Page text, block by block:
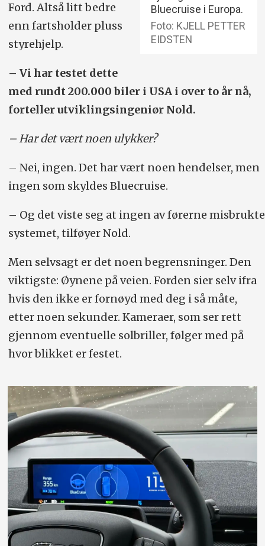
Nivå 5:Rattet blir borte. Det er bare å
sette seg inn og gi beskjed om hvor du
skal.
Bluecruise i Europa.
Foto: KJELL PETTER
EIDSTEN
Ford. Altså litt bedre
enn fartsholder pluss
styrehjelp.
– Vi har testet dette
med rundt 200.000 biler i USA i over to år nå,
forteller utviklingsingeniør Nold.
– Har det vært noen ulykker?
– Nei, ingen. Det har vært noen hendelser, men
ingen som skyldes Bluecruise.
– Og det viste seg at ingen av førerne misbrukte
systemet, tilføyer Nold.
Men selvsagt er det noen begrensninger. Den
viktigste: Øynene på veien. Forden sier selv ifra
hvis den ikke er fornøyd med deg i så måte,
etter noen sekunder. Kameraer, som ser rett
gjennom eventuelle solbriller, følger med på
hvor blikket er festet.